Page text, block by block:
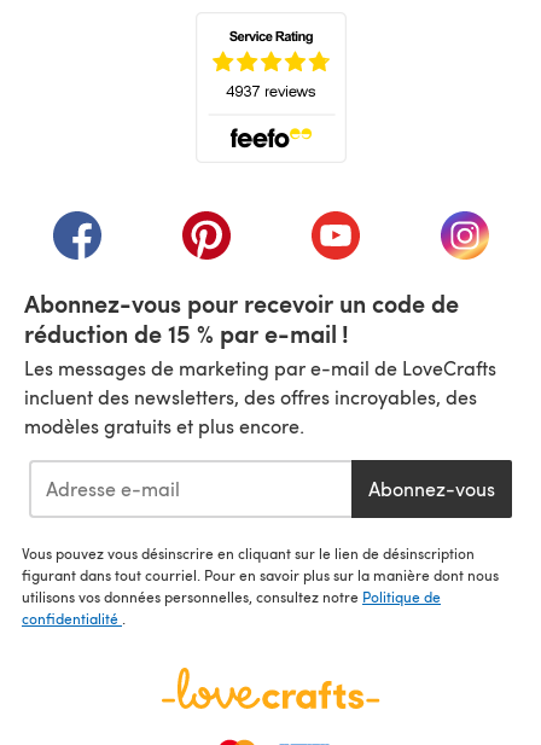
(s'ouvre dans un nouvel onglet)
(s'ouvre dans un nouvel onglet)
(s'ouvre dans un(s'ouvre
Abonnez-vous pour recevoir un code de
réduction de 15 % par e-mail !
Les messages de marketing par e-mail de LoveCrafts
incluent des newsletters, des offres incroyables, des
modèles gratuits et plus encore.
Abonnez-vous
Vous pouvez vous désinscrire en cliquant sur le lien de désinscription
figurant dans tout courriel. Pour en savoir plus sur la manière dont nous
utilisons vos données personnelles, consultez notre Politique de
confidentialité